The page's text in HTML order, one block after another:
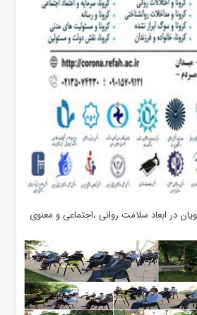
در ابعاد ­سلامت روانی ،اجتماعی و معنوی